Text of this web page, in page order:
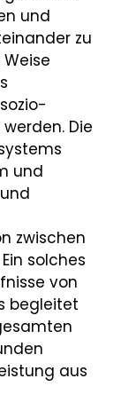
und
zu
Die
und
zwischen
solches
von
begleitet
aus